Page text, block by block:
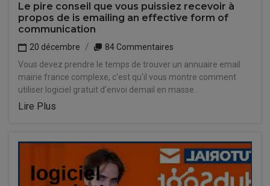
Le pire conseil que vous puissiez recevoir à
propos de is emailing an effective form of
communication
20 décembre
84 Commentaires
Vous devez prendre le temps de trouver un annuaire email
mairie france complexe, c'est qu'il vous montre comment
utiliser logiciel gratuit d'envoi demail en masse .
Lire Plus